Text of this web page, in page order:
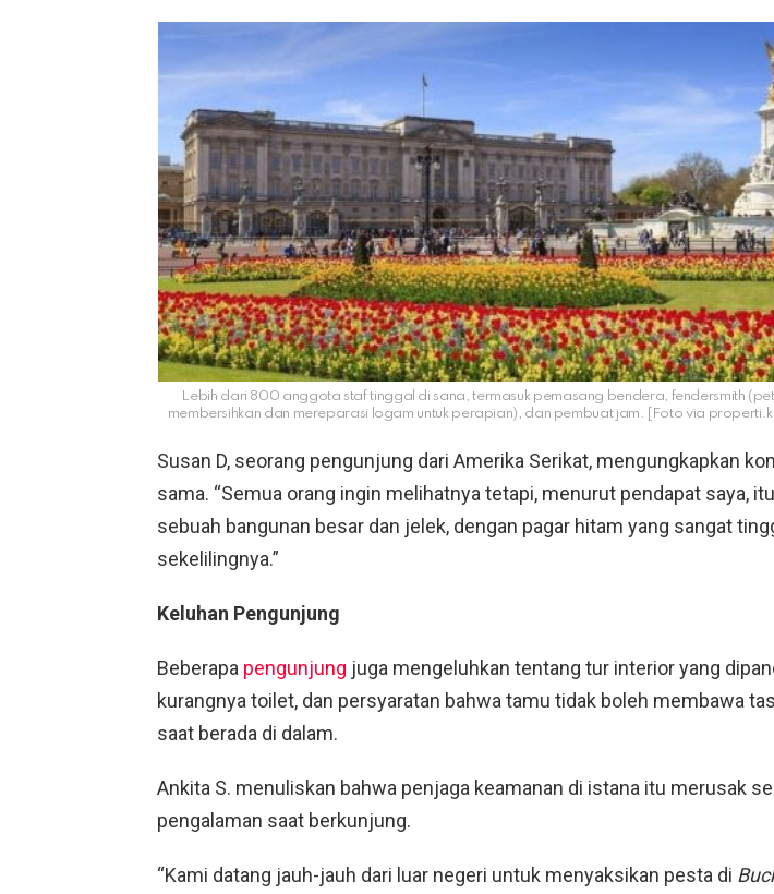
Lebih dari 800 anggota staf tinggal di sana, termasuk pemasang bendera, fendersmith
membersihkan dan mereparasi logam untuk perapian), dan pembuat jam. [Foto via
Susan D, seorang pengunjung dari Amerika Serikat, mengungkapkan
sama. “Semua orang ingin melihatnya tetapi, menurut pendapat saya,
sebuah bangunan besar dan jelek, dengan pagar hitam yang sangat
sekelilingnya.”
Keluhan Pengunjung
Beberapa pengunjung juga mengeluhkan tentang tur interior yang
kurangnya toilet, dan persyaratan bahwa tamu tidak boleh membawa
saat berada di dalam.
Ankita S. menuliskan bahwa penjaga keamanan di istana itu merusak
pengalaman saat berkunjung.
“Kami datang jauh-jauh dari luar negeri untuk menyaksikan pesta di